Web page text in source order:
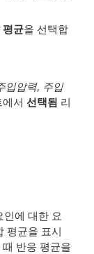
평균을 선택합
입압력, 주입
서 선택됨 리
인에 대한 요
평균을 표시
반응 평균을